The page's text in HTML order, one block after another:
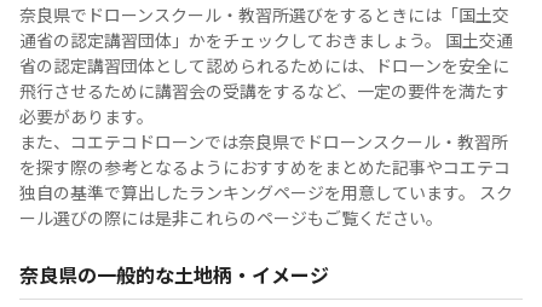
奈良県でドローンスクール・教習所選びをするときには「国土交
通省の認定講習団体」かをチェックしておきましょう。 国土交通
省の認定講習団体として認められるためには、ドローンを安全に
飛行させるために講習会の受講をするなど、一定の要件を満たす
必要があります。
また、コエテコドローンでは奈良県でドローンスクール・教習所
を探す際の参考となるようにおすすめをまとめた記事やコエテコ
独自の基準で算出したランキングページを用意しています。 スク
ール選びの際には是非これらのページもご覧ください。
奈良県の一般的な土地柄・イメージ